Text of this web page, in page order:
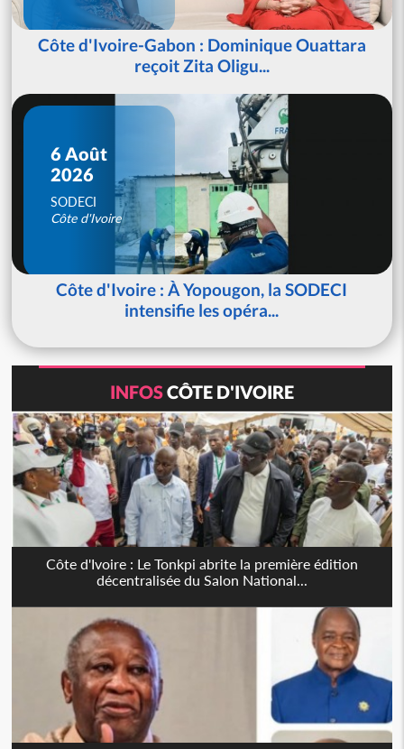
Côte d'Ivoire-Gabon : Dominique Ouattara
reçoit Zita Oligu...
6 Août
2026
SODECI
Côte d'Ivoire
Côte d'Ivoire : À Yopougon, la SODECI
intensifie les opéra...
INFOSCÔTE D'IVOIRE
Côte d'Ivoire : Le Tonkpi abrite la première édition
décentralisée du Salon National...